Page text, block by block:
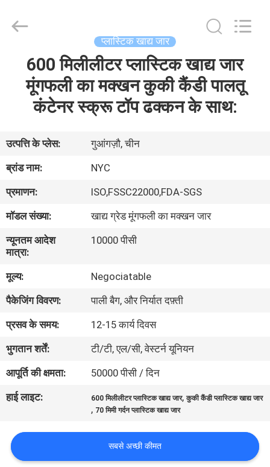
उत्पादों
हमारे
बारे
में
कारखाना
भ्रमण
गुणवत्ता
नियंत्रण
संपर्क
करें
समाचार
मामलों
Co.,Ltd..
प्लास्टिक खाद्य जार
600 मिलीलीटर प्लास्टिक खाद्य जार
मूंगफली का मक्खन कुकी कैंडी पालतू
कंटेनर स्क्रू टॉप ढक्कन के साथ:
उत्पत्ति के प्लेस:
गुआंगज़ौ, चीन
ब्रांड नाम:
NYC
प्रमाणन:
ISO,FSSC22000,FDA-SGS
मॉडल संख्या:
खाद्य ग्रेड मूंगफली का मक्खन जार
न्यूनतम आदेश
मात्रा:
10000 पीसी
मूल्य:
Negociatable
पैकेजिंग विवरण:
पाली बैग, और निर्यात दफ़्ती
प्रसव के समय:
12-15 कार्य दिवस
भुगतान शर्तें:
टी/टी, एल/सी, वेस्टर्न यूनियन
आपूर्ति की क्षमता:
50000 पीसी / दिन
हाई लाइट:
600 मिलीलीटर प्लास्टिक खाद्य जार,कुकी कैंडी प्लास्टिक खाद्य जार
, 70 मिमी गर्दन प्लास्टिक खाद्य जार
सबसे अच्छी कीमत